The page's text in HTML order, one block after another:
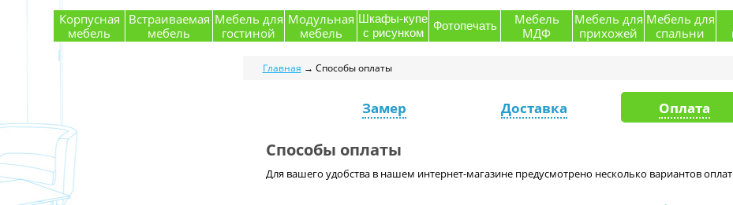
Корпусная
мебель
Встраиваемая
мебель
Мебель для
гостиной
Модульная
мебель
Шкафы-купе
с рисунком
Фотопечать
Мебель
МДФ
Мебель для
прихожей
Мебель для
спальни
Главная → Способы оплаты
Замер Доставка Оплата
Способы оплаты
Для вашего удобства в нашем интернет-магазине предусмотрено несколько вариантов